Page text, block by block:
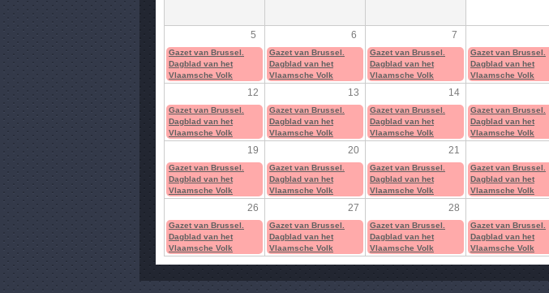
5 6 7
Gazet van Brussel.
Dagblad van het
Vlaamsche Volk
Gazet van Brussel.
Dagblad van het
Vlaamsche Volk
Gazet van Brussel.
Dagblad van het
Vlaamsche Volk
Gazet van Brussel.
Dagblad van het
Vlaamsche Volk
12 13 14
Gazet van Brussel.
Dagblad van het
Vlaamsche Volk
Gazet van Brussel.
Dagblad van het
Vlaamsche Volk
Gazet van Brussel.
Dagblad van het
Vlaamsche Volk
Gazet van Brussel.
Dagblad van het
Vlaamsche Volk
19 20 21
Gazet van Brussel.
Dagblad van het
Vlaamsche Volk
Gazet van Brussel.
Dagblad van het
Vlaamsche Volk
Gazet van Brussel.
Dagblad van het
Vlaamsche Volk
Gazet van Brussel.
Dagblad van het
Vlaamsche Volk
26 27 28
Gazet van Brussel.
Dagblad van het
Vlaamsche Volk
Gazet van Brussel.
Dagblad van het
Vlaamsche Volk
Gazet van Brussel.
Dagblad van het
Vlaamsche Volk
Gazet van Brussel.
Dagblad van het
Vlaamsche Volk